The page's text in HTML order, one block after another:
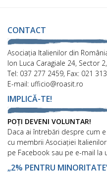
CONTACT
Asociaţia Italienilor din
Ion Luca Caragiale 24, Sector
Tel: 037 277 2459, Fax: 021
E-mail: ufficio@roasit.ro
IMPLICĂ-TE!
POȚI DEVENI VOLUNTAR!
Daca ai întrebări despre cum
cu membrii Asociației Italienilor
pe Facebook sau pe e-mail la
„2% PENTRU